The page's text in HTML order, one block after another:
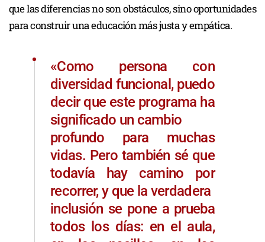
que las diferencias no son obstáculos, sino oportunidades
para construir una educación más justa y empática.
«Como persona con
diversidad funcional, puedo
decir que este programa ha
significado un cambio
profundo para muchas
vidas. Pero también sé que
todavía hay camino por
recorrer, y que la verdadera
inclusión se pone a prueba
todos los días: en el aula,